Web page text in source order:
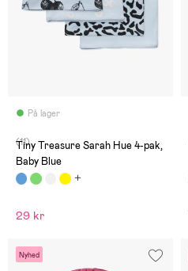
På lager
(11)
Tiny Treasure Sarah Hue 4-pak,
Baby Blue
29 kr
Nyhed